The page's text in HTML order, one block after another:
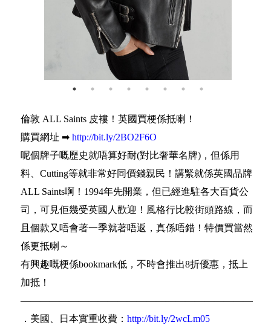
倫敦 ALL Saints 皮褸！英國買梗係抵喇！
購買網址 ➡ http://bit.ly/2BO2F6O
呢個牌子嘅歷史就唔算好耐(對比奢華名牌)，但係用
料、Cutting等就非常好同價錢親民！講緊就係英國品牌
ALL Saints啊！1994年先開業，但已經進駐各大百貨公
司，可見佢幾受英國人歡迎！風格行比較街頭路線，而
且個款又唔會著一季就著唔返，真係唔錯！特價買當然
係更抵喇～
有興趣嘅梗係bookmark低，不時會推出8折優惠，抵上
加抵！
————————————————————————
．美國、日本實重收費： http://bit.ly/2wcLm05